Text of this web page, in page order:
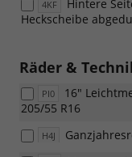
4KF
Hintere
Heckscheibe
Räder &
PI0
16"
205/55 R16
H4J